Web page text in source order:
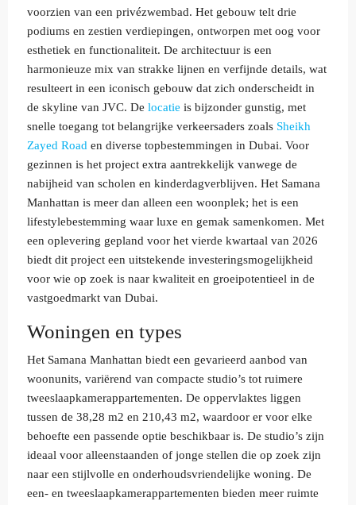
voorzien van een privézwembad. Het gebouw telt drie
podiums en zestien verdiepingen, ontworpen met oog voor
esthetiek en functionaliteit. De architectuur is een
harmonieuze mix van strakke lijnen en verfijnde details, wat
resulteert in een iconisch gebouw dat zich onderscheidt in
de skyline van JVC. De locatie is bijzonder gunstig, met
snelle toegang tot belangrijke verkeersaders zoals Sheikh
Zayed Road en diverse topbestemmingen in Dubai. Voor
gezinnen is het project extra aantrekkelijk vanwege de
nabijheid van scholen en kinderdagverblijven. Het Samana
Manhattan is meer dan alleen een woonplek; het is een
lifestylebestemming waar luxe en gemak samenkomen. Met
een oplevering gepland voor het vierde kwartaal van 2026
biedt dit project een uitstekende investeringsmogelijkheid
voor wie op zoek is naar kwaliteit en groeipotentieel in de
vastgoedmarkt van Dubai.
Woningen en types
Het Samana Manhattan biedt een gevarieerd aanbod van
woonunits, variërend van compacte studio’s tot ruimere
tweeslaapkamerappartementen. De oppervlaktes liggen
tussen de 38,28 m2 en 210,43 m2, waardoor er voor elke
behoefte een passende optie beschikbaar is. De studio’s zijn
ideaal voor alleenstaanden of jonge stellen die op zoek zijn
naar een stijlvolle en onderhoudsvriendelijke woning. De
een- en tweeslaapkamerappartementen bieden meer ruimte